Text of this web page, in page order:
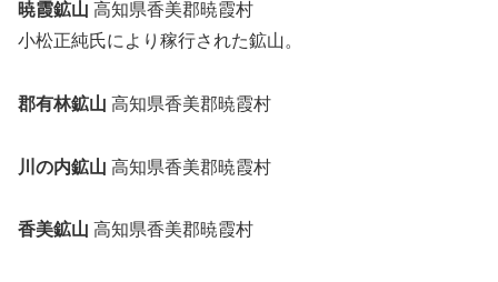
暁霞鉱山 高知県香美郡暁霞村
小松正純氏により稼行された鉱山。
郡有林鉱山 高知県香美郡暁霞村
川の内鉱山 高知県香美郡暁霞村
香美鉱山 高知県香美郡暁霞村